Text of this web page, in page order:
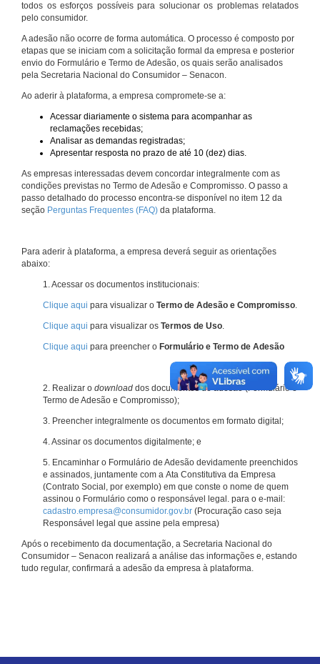
todos os esforços possíveis para solucionar os problemas relatados
pelo consumidor.
A adesão não ocorre de forma automática. O processo é composto por
etapas que se iniciam com a solicitação formal da empresa e posterior
envio do Formulário e Termo de Adesão, os quais serão analisados
pela Secretaria Nacional do Consumidor – Senacon.
Ao aderir à plataforma, a empresa compromete-se a:
Acessar diariamente o sistema para acompanhar as
reclamações recebidas;
Analisar as demandas registradas;
Apresentar resposta no prazo de até 10 (dez) dias.
As empresas interessadas devem concordar integralmente com as
condições previstas no Termo de Adesão e Compromisso. O passo a
passo detalhado do processo encontra-se disponível no item 12 da
seção Perguntas Frequentes (FAQ) da plataforma.
Para aderir à plataforma, a empresa deverá seguir as orientações
abaixo:
1. Acessar os documentos institucionais:
Clique aqui para visualizar o Termo de Adesão e Compromisso.
Clique aqui para visualizar os Termos de Uso.
Clique aqui para preencher o Formulário e Termo de Adesão
2. Realizar o download dos documentos de adesão (Formulário e
Termo de Adesão e Compromisso);
3. Preencher integralmente os documentos em formato digital;
4. Assinar os documentos digitalmente; e
5. Encaminhar o Formulário de Adesão devidamente preenchidos
e assinados, juntamente com a Ata Constitutiva da Empresa
(Contrato Social, por exemplo) em que conste o nome de quem
assinou o Formulário como o responsável legal. para o e-mail:
cadastro.empresa@consumidor.gov.br (Procuração caso seja
Responsável legal que assine pela empresa)
Após o recebimento da documentação, a Secretaria Nacional do
Consumidor – Senacon realizará a análise das informações e, estando
tudo regular, confirmará a adesão da empresa à plataforma.